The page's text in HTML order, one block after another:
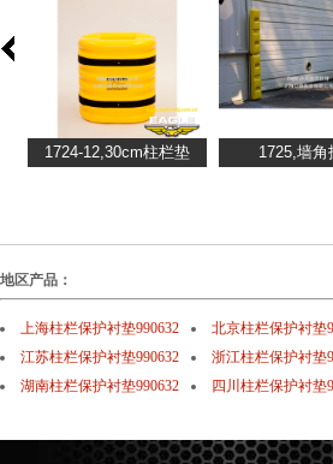
地区产品：
上海柱栏保护衬垫990632 北京柱栏保护衬垫
江苏柱栏保护衬垫990632
浙江柱栏保护衬垫
湖南柱栏保护衬垫990632
四川柱栏保护衬垫